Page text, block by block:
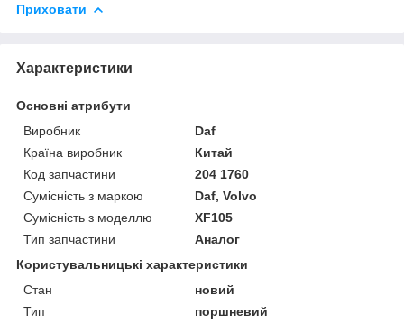
Приховати
Характеристики
Основні атрибути
Виробник
Daf
Країна виробник
Китай
Код запчастини
204 1760
Сумісність з маркою
Daf, Volvo
Сумісність з моделлю
XF105
Тип запчастини
Аналог
Користувальницькі характеристики
Стан
новий
Тип
поршневий